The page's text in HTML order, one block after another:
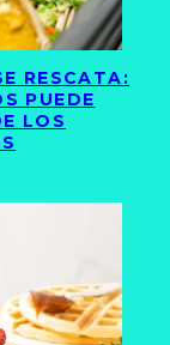
RESCATA:
PUEDE
LOS